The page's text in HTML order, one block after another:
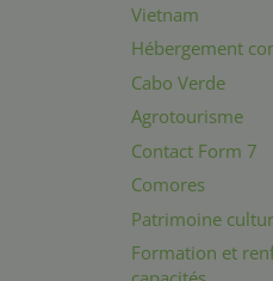
Vietnam
Hébergement
Cabo Verde
Agrotourisme
Contact Form 7
Comores
Patrimoine
Formation et